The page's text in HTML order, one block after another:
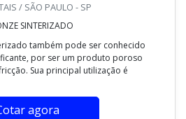
/ SÃO PAULO - SP
SINTERIZADO
também pode ser conhecido
por ser um produto poroso
Sua principal utilização é
agora